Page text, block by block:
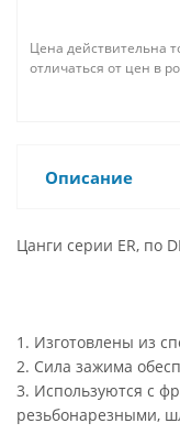
Цена действительна
отличаться от цен в
Описание
Цанги серии ER, по
1. Изготовлены из
2. Сила зажима
3. Используются с
резьбонарезными,